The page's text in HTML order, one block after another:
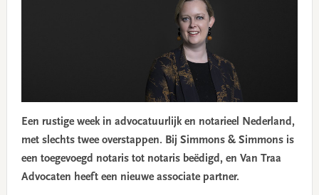
Een rustige week in advocatuurlijk en notarieel Nederland,
met slechts twee overstappen. Bij Simmons & Simmons is
een toegevoegd notaris tot notaris beëdigd, en Van Traa
Advocaten heeft een nieuwe associate partner.